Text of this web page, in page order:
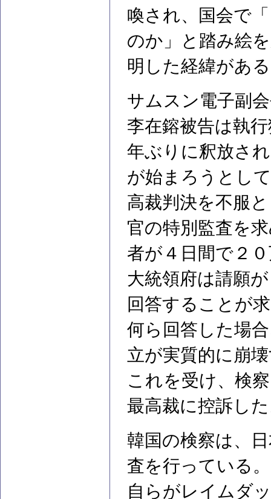
喚され、国会で
のか」と踏み絵
明した経緯があ
サムスン電子副
李在鎔被告は執
年ぶりに釈放さ
が始まろうとし
高裁判決を不服
官の特別監査を
者が４日間で２
大統領府は請願
回答することが
何ら回答した場
立が実質的に崩
これを受け、検
最高裁に控訴し
韓国の検察は、
査を行っている。
自らがレイムダ